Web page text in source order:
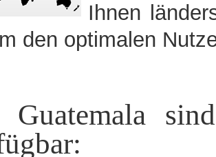
Ihnen
den optimalen
Guatemala